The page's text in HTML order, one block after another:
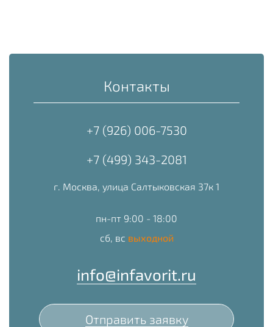
Контакты
+7 (926) 006-7530
+7 (499) 343-2081
г. Москва, улица Салтыковская 37к 1
пн-пт 9:00 - 18:00
сб, вс выходной
info@infavorit.ru
Отправить заявку